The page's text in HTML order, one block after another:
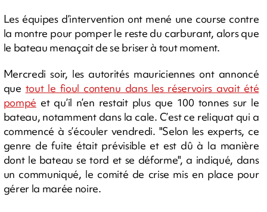
Les équipes d’intervention ont mené une course contre
la montre pour pomper le reste du carburant, alors que
le bateau menaçait de se briser à tout moment.
Mercredi soir, les autorités mauriciennes ont annoncé
que tout le fioul contenu dans les réservoirs avait été
pompé et qu’il n’en restait plus que 100 tonnes sur le
bateau, notamment dans la cale. C’est ce reliquat qui a
commencé à s’écouler vendredi. "Selon les experts, ce
genre de fuite était prévisible et est dû à la manière
dont le bateau se tord et se déforme", a indiqué, dans
un communiqué, le comité de crise mis en place pour
gérer la marée noire.